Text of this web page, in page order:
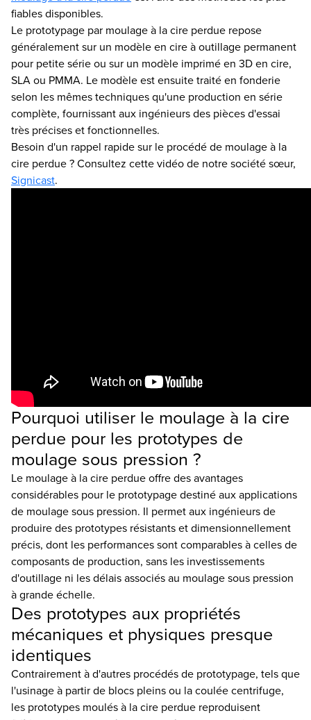
fiables disponibles.
Le prototypage par moulage à la cire perdue repose
généralement sur un modèle en cire à outillage permanent
pour petite série ou sur un modèle imprimé en 3D en cire,
SLA ou PMMA. Le modèle est ensuite traité en fonderie
selon les mêmes techniques qu'une production en série
complète, fournissant aux ingénieurs des pièces d'essai
très précises et fonctionnelles.
Besoin d'un rappel rapide sur le procédé de moulage à la
cire perdue ? Consultez cette vidéo de notre société sœur,
Signicast.
Pourquoi utiliser le moulage à la cire
perdue pour les prototypes de
moulage sous pression ?
Le moulage à la cire perdue offre des avantages
considérables pour le prototypage destiné aux applications
de moulage sous pression. Il permet aux ingénieurs de
produire des prototypes résistants et dimensionnellement
précis, dont les performances sont comparables à celles de
composants de production, sans les investissements
d'outillage ni les délais associés au moulage sous pression
à grande échelle.
Des prototypes aux propriétés
mécaniques et physiques presque
identiques
Contrairement à d'autres procédés de prototypage, tels que
l'usinage à partir de blocs pleins ou la coulée centrifuge,
les prototypes moulés à la cire perdue reproduisent